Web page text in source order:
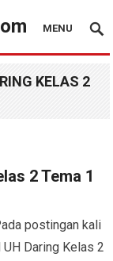
MENU
KELAS 2
2 Tema 1
postingan kali
Daring Kelas 2